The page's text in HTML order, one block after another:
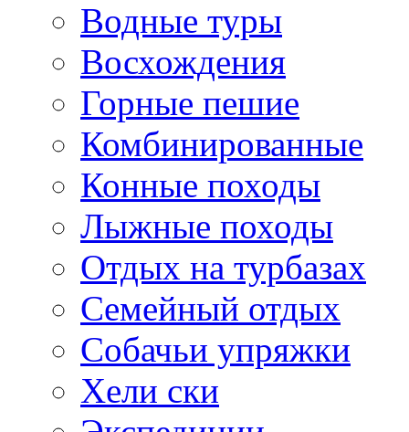
Водные туры
Восхождения
Горные пешие
Комбинированные
Конные походы
Лыжные походы
Отдых на турбазах
Семейный отдых
Собачьи упряжки
Хели ски